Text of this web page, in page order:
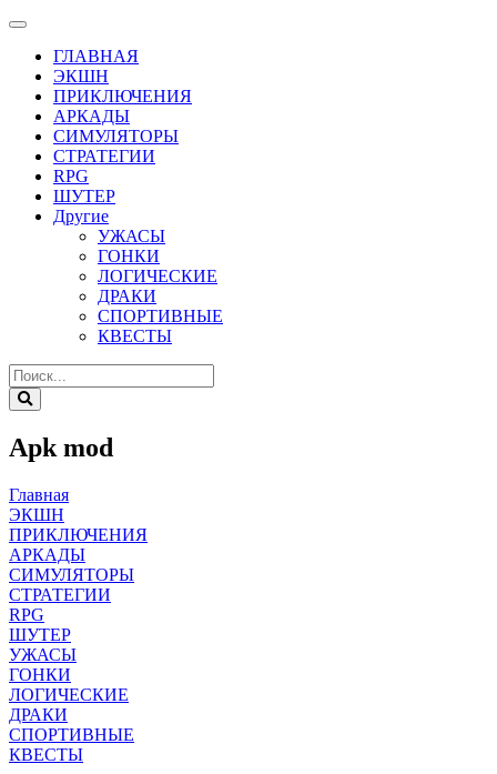
ГЛАВНАЯ
ЭКШН
ПРИКЛЮЧЕНИЯ
АРКАДЫ
СИМУЛЯТОРЫ
СТРАТЕГИИ
RPG
ШУТЕР
Другие
УЖАСЫ
ГОНКИ
ЛОГИЧЕСКИЕ
ДРАКИ
СПОРТИВНЫЕ
КВЕСТЫ
Apk mod
Главная
ЭКШН
ПРИКЛЮЧЕНИЯ
АРКАДЫ
СИМУЛЯТОРЫ
СТРАТЕГИИ
RPG
ШУТЕР
УЖАСЫ
ГОНКИ
ЛОГИЧЕСКИЕ
ДРАКИ
СПОРТИВНЫЕ
КВЕСТЫ